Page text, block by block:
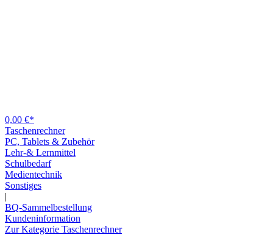
0,00 €*
Taschenrechner
PC, Tablets & Zubehör
Lehr-& Lernmittel
Schulbedarf
Medientechnik
Sonstiges
|
BQ-Sammelbestellung
Kundeninformation
Zur Kategorie Taschenrechner